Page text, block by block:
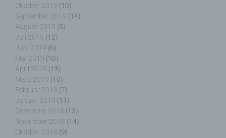
Oktober 2019 (10)
September 2019 (14)
August 2019 (5)
Juli 2019 (12)
Juni 2019 (6)
Mai 2019 (10)
April 2019 (13)
März 2019 (10)
Februar 2019 (7)
Januar 2019 (11)
Dezember 2018 (13)
November 2018 (14)
Oktober 2018 (9)
nach dem Unionsrecht oder dem Recht der
Mitgliedstaaten möglicherweise
personenbezogene Daten erhalten, gelten jedoch
nicht als Empfänger.
j) Dritter
Dritter ist eine natürliche oder juristische Person,
Behörde, Einrichtung oder andere Stelle außer der
betroffenen Person, dem Verantwortlichen, dem